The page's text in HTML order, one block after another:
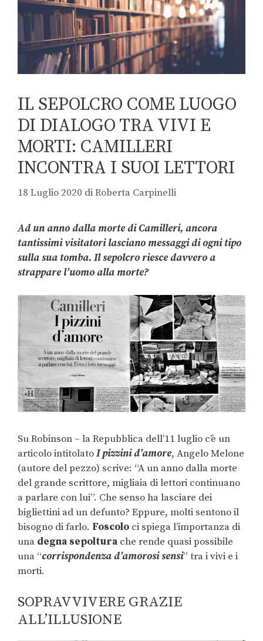
IL SEPOLCRO COME LUOGO
DI DIALOGO TRA VIVI E
MORTI: CAMILLERI
INCONTRA I SUOI LETTORI
18 Luglio 2020 diRoberta Carpinelli
Ad un anno dalla morte di Camilleri, ancora
tantissimi visitatori lasciano messaggi di ogni tipo
sulla sua tomba. Il sepolcro riesce davvero a
strappare l’uomo alla morte?
Su Robinson – la Repubblica dell’11 luglio c’è un
articolo intitolatoI pizzini d’amore, Angelo Melone
(autore del pezzo) scrive: “A un anno dalla morte
del grande scrittore, migliaia di lettori continuano
a parlare con lui”. Che senso ha lasciare dei
bigliettini ad un defunto? Eppure, molti sentono il
bisogno di farlo. Foscolo ci spiega l’importanza di
una degna sepoltura che rende quasi possibile
una “corrispondenza d’amorosi sensi” tra i vivi e i
morti.
SOPRAVVIVERE GRAZIE
ALL’ILLUSIONE